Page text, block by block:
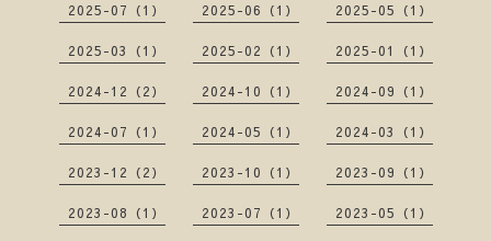
2025-07（1） 2025-06（1） 2025-05（1）
2025-03（1） 2025-02（1） 2025-01（1）
2024-12（2） 2024-10（1） 2024-09（1）
2024-07（1） 2024-05（1） 2024-03（1）
2023-12（2） 2023-10（1） 2023-09（1）
2023-08（1） 2023-07（1） 2023-05（1）